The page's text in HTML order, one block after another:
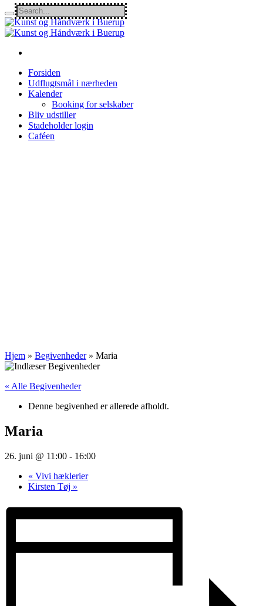
Forsiden
Udflugtsmål i nærheden
Kalender
Booking for selskaber
Bliv udstiller
Stadeholder login
Caféen
Hjem » Begivenheder» Maria
« Alle Begivenheder
Denne begivenhed er allerede afholdt.
Maria
26. juni @ 11:00 - 16:00
« Vivi hæklerier
Kirsten Tøj »